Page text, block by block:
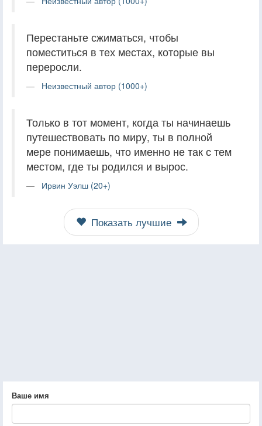
Перестаньте сжиматься, чтобы
поместиться в тех местах, которые вы
переросли.
Неизвестный автор (1000+)
Только в тот момент, когда ты начинаешь
путешествовать по миру, ты в полной
мере понимаешь, что именно не так с тем
местом, где ты родился и вырос.
Ирвин Уэлш (20+)
Показать лучшие
Ваше имя